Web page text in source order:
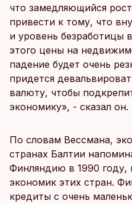
что замедляющийся
привести к тому, что
и уровень безработицы
этого цены на
падение будет очень
придется
валюту, чтобы
экономику», - сказал он.
По словам Вессмана,
странах Балтии
Финляндию в 1990 году,
экономик этих стран.
кредиты с очень